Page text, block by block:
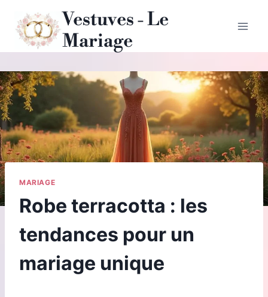
contenu
Vestuves - Le
Mariage
MARIAGE
Robe terracotta : les
tendances pour un
mariage unique